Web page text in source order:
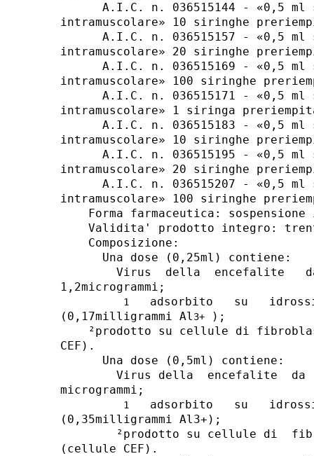
A.I.C. n. 036515144 - «0,5 ml
intramuscolare» 10 siringhe
A.I.C. n. 036515157 - «0,5 ml
intramuscolare» 20 siringhe
A.I.C. n. 036515169 - «0,5 ml
intramuscolare» 100 siringhe
A.I.C. n. 036515171 - «0,5 ml
intramuscolare» 1 siringa
A.I.C. n. 036515183 - «0,5 ml
intramuscolare» 10 siringhe
A.I.C. n. 036515195 - «0,5 ml
intramuscolare» 20 siringhe
A.I.C. n. 036515207 - «0,5 ml
intramuscolare» 100 siringhe
Forma farmaceutica:
Validita' prodotto integro:
    Composizione:
      Una dose (0,25ml) contiene:
Virus  della  encefalite
1,2microgrammi;
1
adsorbito   su
(0,17milligrammi Al3+ );
²prodotto su cellule di
CEF).
      Una dose (0,5ml) contiene:
Virus della  encefalite  da
microgrammi;
1
adsorbito   su
(0,35milligrammi Al3+);
²prodotto su cellule di
(cellule CEF).